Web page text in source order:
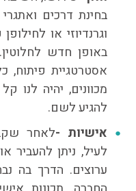
בחינת דרכים
וגרנדיוזי או
באופן חדש
אסטרטגיית פיתוח,
מכוונים, יהיה לנו
להגיע לשם.
אישיות -לאחר
לעיל, ניתן להעביר
ערוצים. הדרך בה